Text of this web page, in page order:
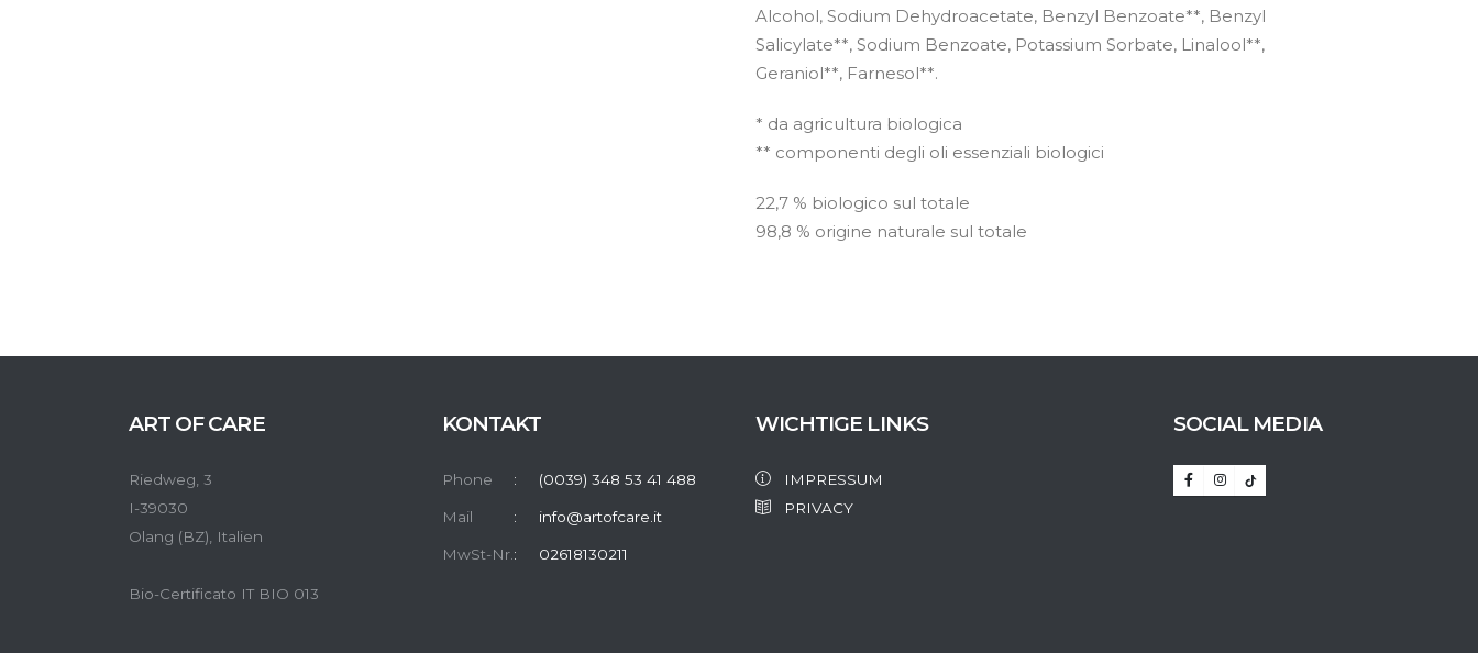
Alcohol, Sodium Dehydroacetate, Benzyl Benzoate**, Benzyl
Salicylate**, Sodium Benzoate, Potassium Sorbate, Linalool**,
Geraniol**, Farnesol**.
* da agricultura biologica
** componenti degli oli essenziali biologici
22,7 % biologico sul totale
98,8 % origine naturale sul totale
ART OF CARE
Riedweg, 3
I-39030
Olang (BZ), Italien
Bio-Certificato IT BIO 013
KONTAKT
Phone (0039) 348 53 41 488
Mail info@artofcare.it
MwSt-Nr. 02618130211
WICHTIGE LINKS
IMPRESSUM
PRIVACY
SOCIAL MEDIA